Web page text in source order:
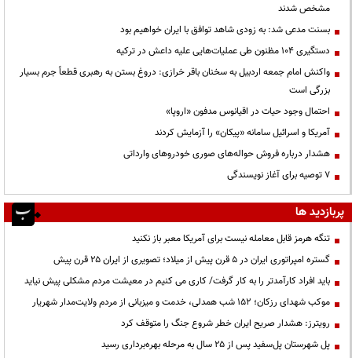
مشخص شدند
بسنت مدعی شد: به زودی شاهد توافق با ایران خواهیم بود
دستگیری ۱۰۴ مظنون طی عملیات‌هایی علیه داعش در ترکیه
واکنش امام جمعه اردبیل به سخنان باقر خرازی: دروغ بستن به رهبری قطعاً جرم بسیار
بزرگی است
احتمال وجود حیات در اقیانوس مدفون «اروپا»
آمریکا و اسرائیل سامانه «پیکان» را آزمایش کردند
هشدار درباره فروش حواله‌های صوری خودروهای وارداتی
۷ توصیه برای آغاز نویسندگی
پربازدید ها
تنگه هرمز قابل معامله نیست برای آمریکا معبر باز نکنید
گستره امپراتوری ایران در ۵ قرن پیش از میلاد؛ تصویری از ایران ۲۵ قرن پیش
باید افراد کارآمدتر را به کار گرفت/ کاری می کنیم در معیشت مردم مشکلی پیش نیاید
موکب شهدای رزکان؛ ۱۵۲ شب همدلی، خدمت و میزبانی از مردم ولایت‌مدار شهریار
رویترز: هشدار صریح ایران خطر شروع جنگ را متوقف کرد
پل شهرستان پل‌سفید پس از ۲۵ سال به مرحله بهره‌برداری رسید